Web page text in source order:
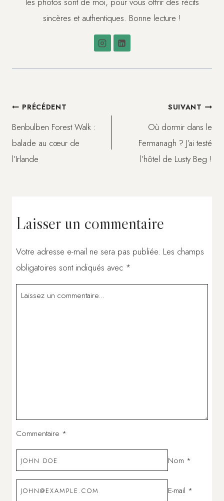
sincères et authentiques. Bonne lecture !
Navigation
de
l’article
PRÉCÉDENT
Benbulben Forest Walk :
balade au cœur de
l’Irlande
SUIVANT
Où dormir dans le
Fermanagh ? J’ai testé
l’hôtel de Lusty Beg !
Laisser un commentaire
Votre adresse e-mail ne sera pas publiée. Les champs
obligatoires sont indiqués avec *
Commentaire *
Nom *
E-mail *